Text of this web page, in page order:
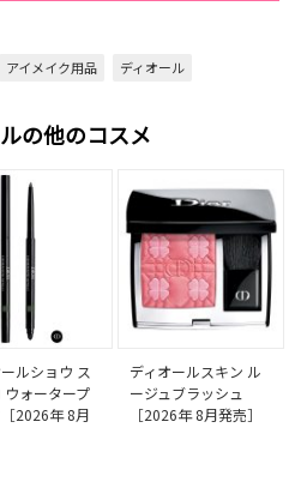
アイメイク用品 ディオール
の他のコスメ
ルショウ ス
ウォータープ
2026年 8月
ディオールスキン ル
ージュブラッシュ
［2026年 8月発売］